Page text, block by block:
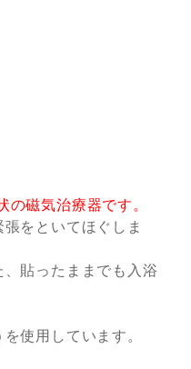
磁気治療器です。
をといてほぐしま
貼ったままでも入浴
使用しています。